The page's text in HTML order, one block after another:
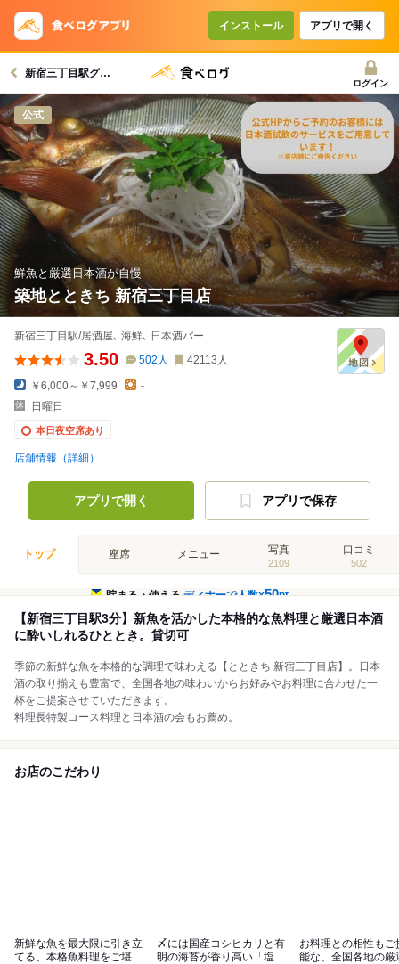
インストール アプリで開く
新宿三丁目駅グルメへ
ログイン
公式
鮮魚と厳選日本酒が自慢
築地とときち 新宿三丁目店
新宿三丁目駅/居酒屋､ 海鮮､ 日本酒バー
3.50 502 人 42113 人
￥6,000～￥7,999
-
日曜日
本日夜空席あり
店舗情報（詳細）
アプリで開く アプリで保存
トップ 座席 メニュー 写真
2109
口コミ
502
貯まる・使えるディナーで人数×50pt
【新宿三丁目駅3分】新魚を活かした本格的な魚料理と厳選日本酒
に酔いしれるひととき。貸切可
季節の新鮮な魚を本格的な調理で味わえる【とときち 新宿三丁目店】。日本
酒の取り揃えも豊富で、全国各地の味わいからお好みやお料理に合わせた一
杯をご提案させていただきます。
料理長特製コース料理と日本酒の会もお薦め。
お店のこだわり
新鮮な魚を最大限に引き立
てる、本格魚料理をご堪能
〆には国産コシヒカリと有
明の海苔が香り高い「塩む
お料理との相性もご
能な、全国各地の厳
コースで使えるクーポン
戻る
クーポンを利用せず予約する